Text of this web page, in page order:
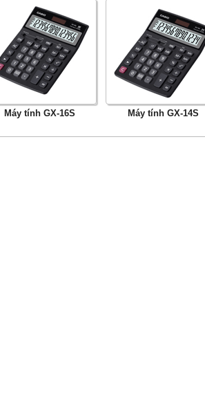
Máy tính GX-16S Máy tính GX-14S